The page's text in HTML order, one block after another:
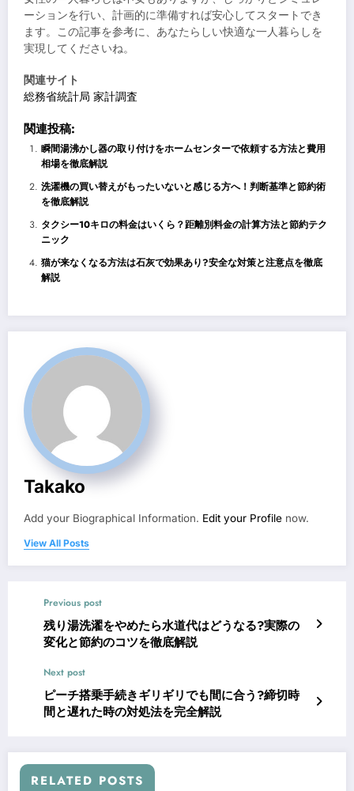
ーションを行い、計画的に準備すれば安心してスタートでき
ます。この記事を参考に、あなたらしい快適な一人暮らしを
実現してくださいね。
関連サイト
総務省統計局 家計調査
関連投稿:
瞬間湯沸かし器の取り付けをホームセンターで依頼する方法と費用
相場を徹底解説
洗濯機の買い替えがもったいないと感じる方へ！判断基準と節約術
を徹底解説
タクシー10キロの料金はいくら？距離別料金の計算方法と節約テク
ニック
猫が来なくなる方法は石灰で効果あり?安全な対策と注意点を徹底
解説
Takako
Add your Biographical Information. Edit your Profile now.
View All Posts
Previous post
残り湯洗濯をやめたら水道代はどうなる?実際の
変化と節約のコツを徹底解説
Next post
ピーチ搭乗手続きギリギリでも間に合う?締切時
間と遅れた時の対処法を完全解説
RELATED POSTS